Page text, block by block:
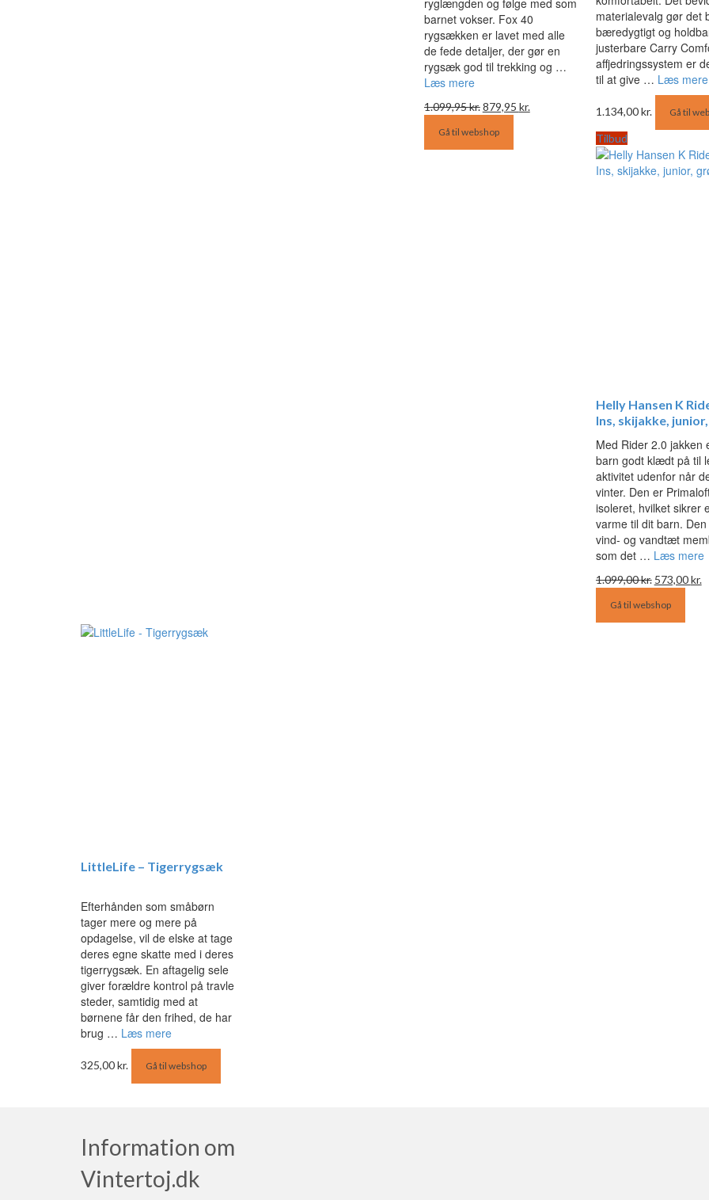
barnet vokser. Fox 40
rygsækken er lavet med alle
de fede detaljer, der gør en
rygsæk god til trekking og …
Læs mere
1.099,95kr.Den
pris
var:
879,95 kr.
Gå til webshop
materialevalg gør det
bæredygtigt og
justerbare Carry
affjedringssystem er
til at give … Læs mere
1.134,00kr. Gå til
Tilbud
Helly Hansen K
Ins, skijakke,
Med Rider 2.0 jakken
barn godt klædt på til
aktivitet udenfor når
vinter. Den er
isoleret, hvilket sikrer
varme til dit barn.
vind- og vandtæt
som det … Læs mere
1.099,00kr. Den
pris
var:
573,00kr.
Gå til webshop
LittleLife – Tigerrygsæk
Efterhånden som småbørn
tager mere og mere på
opdagelse, vil de elske at tage
deres egne skatte med i deres
tigerrygsæk. En aftagelig sele
giver forældre kontrol på travle
steder, samtidig med at
børnene får den frihed, de har
brug … Læs mere
325,00kr. Gå til webshop
Information om
Vintertoj.dk